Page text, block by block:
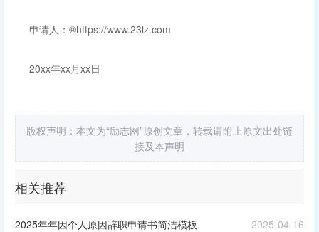
申请人：®https://www.23lz.com
20xx年xx月xx日
版权声明：本文为“励志网”原创文章，转载请附上原文出处链
接及本声明
相关推荐
2025-04-16
2025年年因个人原因辞职申请书简洁模板